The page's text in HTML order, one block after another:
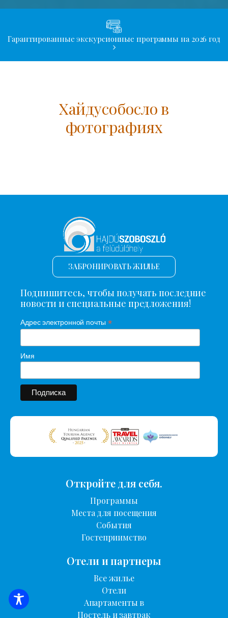
Гарантированные экскурсионные программы на 2026 год
Хайдусобосло в
фотографиях
ПОИСК ЖИЛЬЯ
ЗАБРОНИРОВАТЬ ЖИЛЬЕ
Подпишитесь, чтобы получать последние
новости и специальные предложения!
Адрес электронной почты *
Имя
Откройте для себя.
Программы
Места для посещения
События
Гостеприимство
Отели и партнеры
Все жилье
Отели
Апартаменты в
Постель и завтрак